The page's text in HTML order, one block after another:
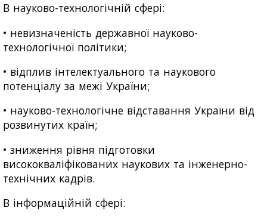
В науково-технологічній сфері:
• невизначеність державної науково-
технологічної політики;
• відплив інтелектуального та наукового
потенціалу за межі України;
• науково-технологічне відставання України від
розвинутих країн;
• зниження рівня підготовки
висококваліфікованих наукових та інженерно-
технічних кадрів.
В інформаційній сфері: